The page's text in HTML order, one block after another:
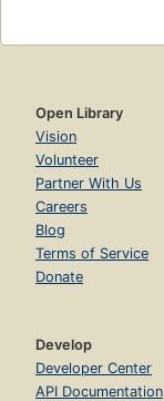
Open Library
Vision
Volunteer
Partner With Us
Careers
Blog
Terms of Service
Donate
Develop
Developer Center
API Documentation